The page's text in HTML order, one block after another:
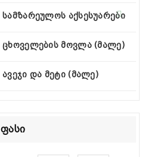
სამზარეულოს აქსესუარები
ცხოველების მოვლა (მალე)
ავეჯი და მეტი (მალე)
Ფასი